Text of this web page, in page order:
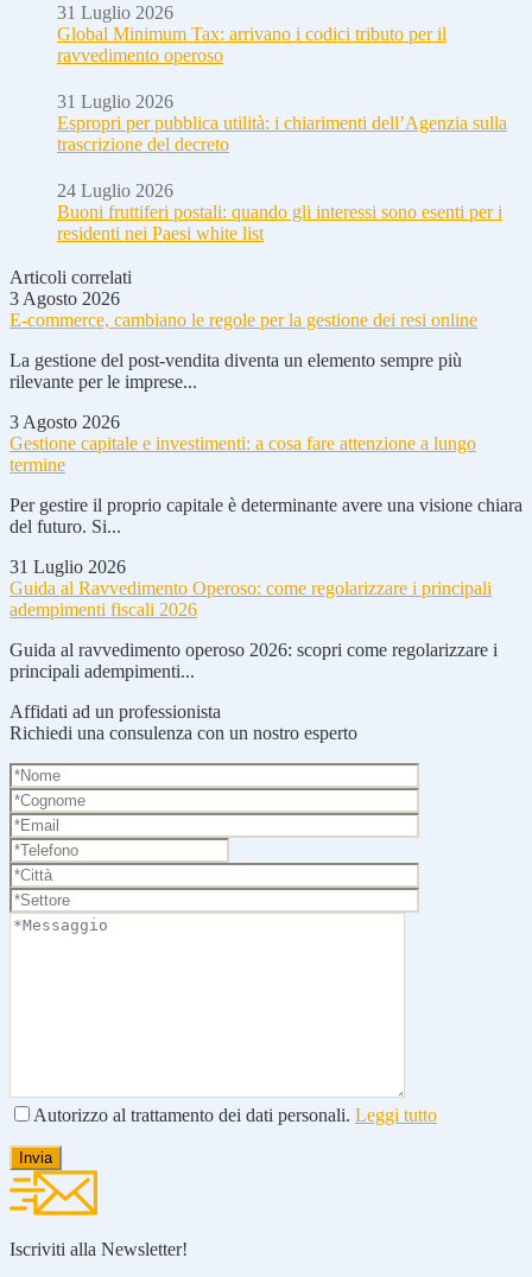
31 Luglio 2026
Global Minimum Tax: arrivano i codici tributo per il
ravvedimento operoso
31 Luglio 2026
Espropri per pubblica utilità: i chiarimenti dell’Agenzia sulla
trascrizione del decreto
24 Luglio 2026
Buoni fruttiferi postali: quando gli interessi sono esenti per i
residenti nei Paesi white list
Articoli correlati
3 Agosto 2026
E-commerce, cambiano le regole per la gestione dei resi online
La gestione del post-vendita diventa un elemento sempre più
rilevante per le imprese...
3 Agosto 2026
Gestione capitale e investimenti: a cosa fare attenzione a lungo
termine
Per gestire il proprio capitale è determinante avere una visione chiara
del futuro. Si...
31 Luglio 2026
Guida al Ravvedimento Operoso: come regolarizzare i principali
adempimenti fiscali 2026
Guida al ravvedimento operoso 2026: scopri come regolarizzare i
principali adempimenti...
Affidati ad un professionista
Richiedi una consulenza con un nostro esperto
Autorizzo al trattamento dei dati personali. Leggi tutto
Iscriviti alla Newsletter!